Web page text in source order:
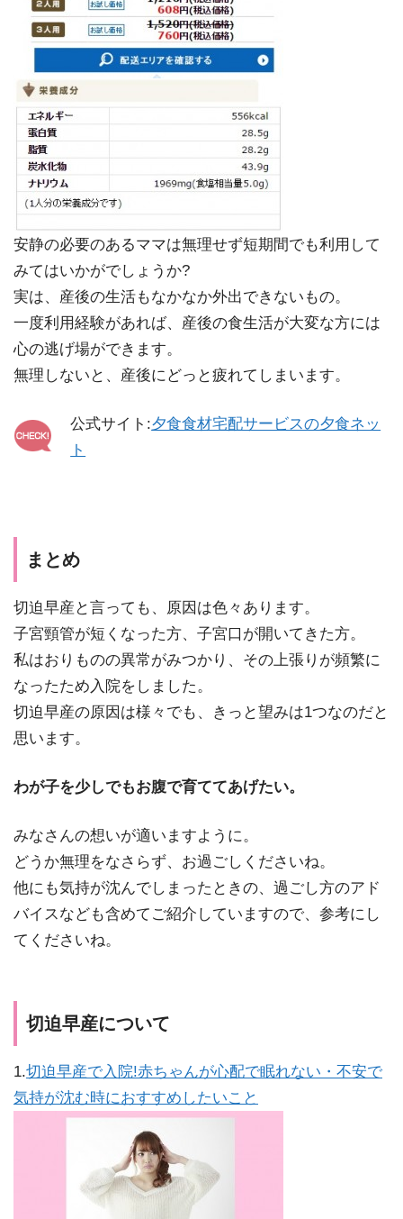
安静の必要のあるママは無理せず短期間でも利用して
みてはいかがでしょうか?
実は、産後の生活もなかなか外出できないもの。
一度利用経験があれば、産後の食生活が大変な方には
心の逃げ場ができます。
無理しないと、産後にどっと疲れてしまいます。
公式サイト:夕食食材宅配サービスの夕食ネッ
ト
まとめ
切迫早産と言っても、原因は色々あります。
子宮頸管が短くなった方、子宮口が開いてきた方。
私はおりものの異常がみつかり、その上張りが頻繁に
なったため入院をしました。
切迫早産の原因は様々でも、きっと望みは1つなのだと
思います。
わが子を少しでもお腹で育ててあげたい。
みなさんの想いが適いますように。
どうか無理をなさらず、お過ごしくださいね。
他にも気持が沈んでしまったときの、過ごし方のアド
バイスなども含めてご紹介していますので、参考にし
てくださいね。
切迫早産について
1.切迫早産で入院!赤ちゃんが心配で眠れない・不安で
気持が沈む時におすすめしたいこと